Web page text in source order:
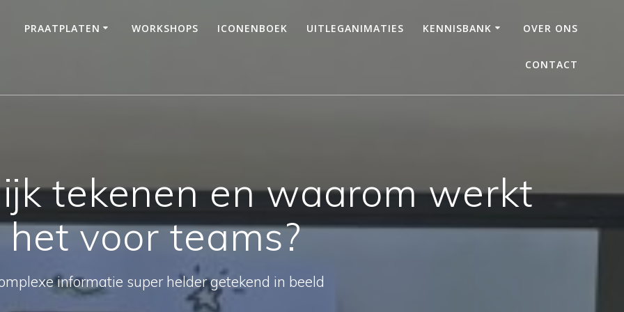
PRAATPLATEN WORKSHOPS ICONENBOEK UITLEGANIMATIES KENNISBANK OVER ONS
CONTACT
tekenen en waarom werkt
het voor teams?
informatie super helder getekend in beeld